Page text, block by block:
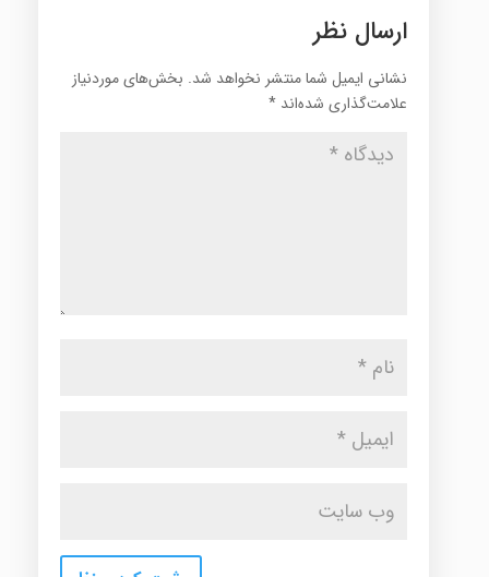
ارسال نظر
نشانی ایمیل شما منتشر نخواهد شد. بخش‌های موردنیاز
علامت‌گذاری شده‌اند *